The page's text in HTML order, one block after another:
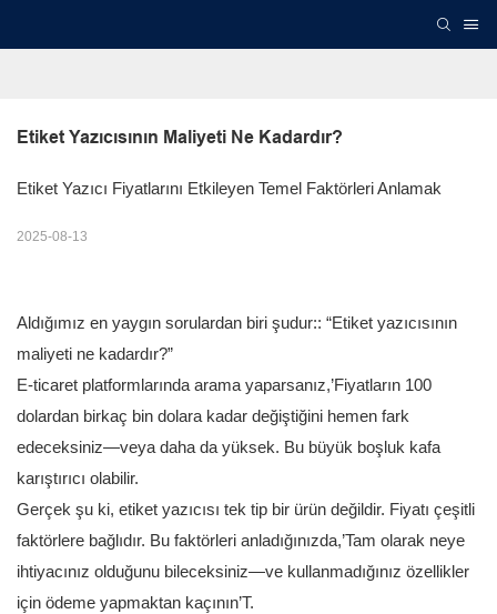
Etiket Yazıcısının Maliyeti Ne Kadardır?
Etiket Yazıcı Fiyatlarını Etkileyen Temel Faktörleri Anlamak
2025-08-13
Aldığımız en yaygın sorulardan biri şudur:: “Etiket yazıcısının
maliyeti ne kadardır?”
E-ticaret platformlarında arama yaparsanız,’Fiyatların 100
dolardan birkaç bin dolara kadar değiştiğini hemen fark
edeceksiniz—veya daha da yüksek. Bu büyük boşluk kafa
karıştırıcı olabilir.
Gerçek şu ki, etiket yazıcısı tek tip bir ürün değildir. Fiyatı çeşitli
faktörlere bağlıdır. Bu faktörleri anladığınızda,’Tam olarak neye
ihtiyacınız olduğunu bileceksiniz—ve kullanmadığınız özellikler
için ödeme yapmaktan kaçının’T.